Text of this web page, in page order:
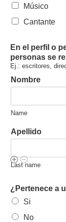
Músico
Cantante
En el perfil o
personas se
Ej.: escritores,
Nombre
Name
Apellido
Last name
¿Pertenece a
Si
No